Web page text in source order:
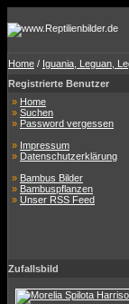
Home / Iguania, Leguan,
Registrierte Benutzer
» Home
» Suchen
» Password vergessen
» Impressum
» Datenschutzerklärung
» Bambus Bilder
» Bambuspflanzen
» Unser RSS Feed
Zufallsbild